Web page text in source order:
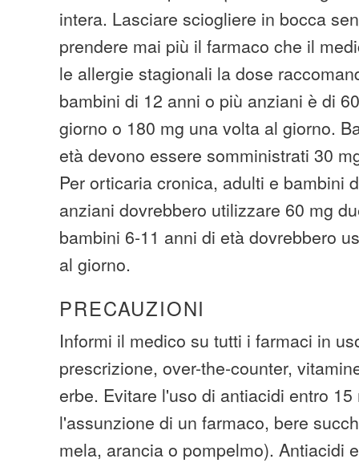
intera. Lasciare sciogliere in bocca
prendere mai più il farmaco che il
le allergie stagionali la dose
bambini di 12 anni o più anziani è di
giorno o 180 mg una volta al giorno.
età devono essere somministrati 30
Per orticaria cronica, adulti e bambini
anziani dovrebbero utilizzare 60 mg
bambini 6-11 anni di età dovrebbero
al giorno.
PRECAUZIONI
Informi il medico su tutti i farmaci in
prescrizione, over-the-counter,
erbe. Evitare l'uso di antiacidi entro
l'assunzione di un farmaco, bere
mela, arancia o pompelmo). Antiacidi